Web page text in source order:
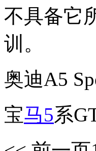
不具备它
训。
奥迪A5
宝马5系